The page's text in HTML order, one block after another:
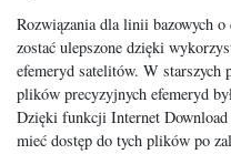
Rozwiązania dla linii bazowych
zostać ulepszone dzięki
efemeryd satelitów. W starszych
plików precyzyjnych efemeryd
Dzięki funkcji Internet
mieć dostęp do tych plików po